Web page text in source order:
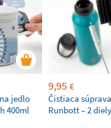
jedlo
400ml
9,95 €
Čistiaca
Runbott – 2 diely